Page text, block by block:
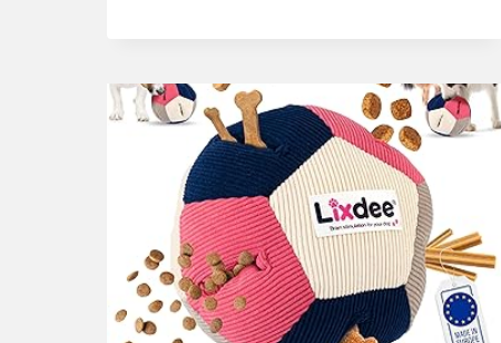
MIT
LED-
LEINE,
3
SPIELMODI,
USB-
AUFLADBAR
&